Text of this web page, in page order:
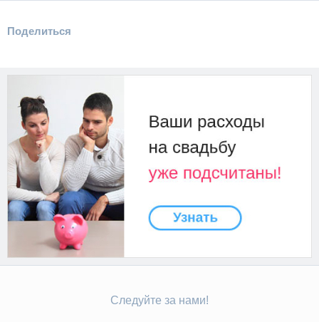
Поделиться
Следуйте за нами!